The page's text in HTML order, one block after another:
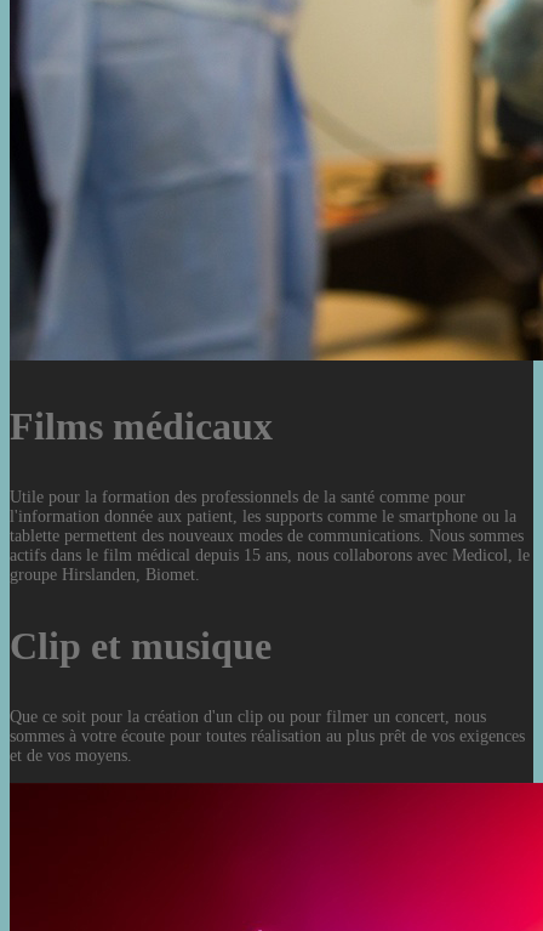
Films médicaux
Utile pour la formation des professionnels de la santé comme pour
l'information donnée aux patient, les supports comme le smartphone ou la
tablette permettent des nouveaux modes de communications. Nous sommes
actifs dans le film médical depuis 15 ans, nous collaborons avec Medicol, le
groupe Hirslanden, Biomet.
Clip et musique
Que ce soit pour la création d'un clip ou pour filmer un concert, nous
sommes à votre écoute pour toutes réalisation au plus prêt de vos exigences
et de vos moyens.